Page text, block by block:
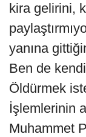
kira gelirini,
yanına
Ben de
Öldürmek
İşlemlerinin
Muhammet